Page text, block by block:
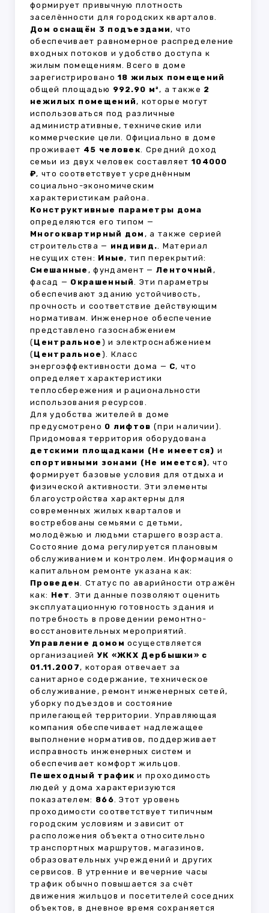
формирует привычную плотность
заселённости для городских кварталов.
Дом оснащён 3 подъездами, что
обеспечивает равномерное распределение
входных потоков и удобство доступа к
жилым помещениям. Всего в доме
зарегистрировано18 жилых помещений
общей площадью 992.90 м², а также 2
нежилых помещений, которые могут
использоваться под различные
административные, технические или
коммерческие цели. Официально в доме
проживает 45 человек. Средний доход
семьи из двух человек составляет 104000
₽, что соответствует усреднённым
социально-экономическим
характеристикам района.
Конструктивные параметры дома
определяются его типом —
Многоквартирный дом , а также серией
строительства — индивид.. Материал
несущих стен: Иные, тип перекрытий:
Смешанные , фундамент — Ленточный ,
фасад — Окрашенный. Эти параметры
обеспечивают зданию устойчивость,
прочность и соответствие действующим
нормативам. Инженерное обеспечение
представлено газоснабжением
(Центральное ) и электроснабжением
(Центральное ). Класс
энергоэффективности дома — C, что
определяет характеристики
теплосбережения и рациональности
использования ресурсов.
Для удобства жителей в доме
предусмотрено 0 лифтов (при наличии).
Придомовая территория оборудована
детскими площадками (Не имеется) и
спортивными зонами (Не имеется), что
формирует базовые условия для отдыха и
физической активности. Эти элементы
благоустройства характерны для
современных жилых кварталов и
востребованы семьями с детьми,
молодёжью и людьми старшего возраста.
Состояние дома регулируется плановым
обслуживанием и контролем. Информация о
капитальном ремонте указана как:
Проведен. Статус по аварийности отражён
как: Нет. Эти данные позволяют оценить
эксплуатационную готовность здания и
потребность в проведении ремонтно-
восстановительных мероприятий.
Управление домом осуществляется
организациейУК «ЖКХ Дербышки» с
01.11.2007, которая отвечает за
санитарное содержание, техническое
обслуживание, ремонт инженерных сетей,
уборку подъездов и состояние
прилегающей территории. Управляющая
компания обеспечивает надлежащее
выполнение нормативов, поддерживает
исправность инженерных систем и
обеспечивает комфорт жильцов.
Пешеходный трафик и проходимость
людей у дома характеризуются
показателем: 866. Этот уровень
проходимости соответствует типичным
городским условиям и зависит от
расположения объекта относительно
транспортных маршрутов, магазинов,
образовательных учреждений и других
сервисов. В утренние и вечерние часы
трафик обычно повышается за счёт
движения жильцов и посетителей соседних
объектов, в дневное время сохраняется